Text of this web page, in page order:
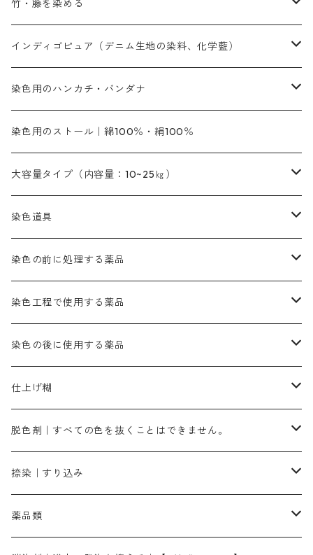
橙色系
青色系
紫色系
緑色系
茶色系
染料一覧ー100g入り
染料一覧ー500g入り
橙色系
緑色系
茶色系
灰色系
黒色系
1kg
茶色｜20g入りのみ公開
灰色｜20g入りのみ公開
黒色
捺染に必要な材料
捺染糊
増粘剤
黄色系
エロ―M3G｜定番の色合い
エロー ＭＧＲ｜明るい緑みの黄色
オレンジ系
オレンヂMG｜黄みの橙色
オレンヂMGD（定番の色合い）
赤色系
レットMFB｜赤色（定番の色合い）
レットMG｜黄みの朱色
ピンクMB｜ピンク色
ローズMB｜鮮やかなピンク色）
青色系
ネビーブルーMB（定番の色合い）
ブルーMB（定番の色合い）
スカイブルーMG｜緑みの空色
ターキスブルーHNG｜緑みの空色
紫色系
バイオレットMFB
緑色系
ダークグリンMG（定番の色合い）
グリーンMB｜緑色
茶色系
ダークブロンMFB｜こげ茶色
ブロンHNR｜こげ茶色
黒色系
ブラックMK（赤みの黒色）
ブラックMG（青みの黒色）
白色系（定番の色合い）
ネオホワイトR
代用朱黄色口
黄色系
ファストエロ―10GN（鮮やかな黄色）
ファストエロ―5GN（黄色）
青色系
NSBAブルー
群青
白色｜胡粉
黒色｜在庫処分特価
緑色｜在庫処分特価
茶色｜在庫処分特価
植物染料
人気のおすすめ植物染料
インド茜・西洋茜の個別販売
カッチ｜茶系
霧島産・晩秋茶｜黄金色（赤みの黄色）｜準備中
濃染処理剤｜ソルバックスPS－900
媒染剤
アルミ媒染剤
鉄媒染剤
ソーダ灰｜アルカリ性のPH調整剤
藍染
ぶどう糖
ハイドロサルファイトコンク
染色用途のハンカチ・バンダナ
45cm×45cm（ハンカチ）｜端の始末も綿糸｜タグなし
54cm×54cm（バンダナ）｜端の始末も綿糸｜タグなし
竹・籐を染める
人気のおすすめ竹・藤を染める染料
塩基性染料（混色可能）
ビスマークブロンB｜赤茶色
塩基性エロ―｜液体タイプ
ローダミンB｜赤紫色｜マゼンダ色
オリジナル染料｜スス竹色｜ミキセットファストブロンGR
インディゴピュア（デニム生地の染料、化学藍）
初心者向けお試しセット販売
インディゴピュア
アルカリ剤
ハイドロサルファイトコンク
酸性剤
染色用のハンカチ・バンダナ
45cm×45cm（ハンカチ）｜端の始末も綿糸｜タグなし
54cm×54cm（バンダナ）｜端の始末も綿糸｜タグなし
染色用のストール｜綿100％・絹100％
大容量タイプ（内容量：10~25㎏）
芒硝｜綿の染色時の吸収促進剤
ソーダ灰｜アルカリ性のPH調整剤
硫酸第一鉄｜鉄媒染剤
染色道具
刷毛
摺込み刷毛（スリコミハケ）ー夏毛（硬いタイプ）
摺込み刷毛（スリコミハケ）ー冬毛（柔らかいタイプ）
片羽刷毛
ローケツ筆
ローケツ用筆｜1本～販売
ローケツ用筆ー10%off｜20本セットお取り寄せ品
洋型紙（9番手｜中薄口、10番手｜中厚口）
有償サンプル品｜約20cm×27cm
洋型紙9番手｜中薄口｜約54cm×110cm
張木｜入荷待ち
伸子
型洗いブラシ
染色の前に処理する薬品
精練剤｜汚れ落とし剤｜針状マルセル石鹸
糊落とし剤｜ソルベンCA
濃染処理剤｜ソルバックスPS－900
染色工程で使用する薬品
染料の吸収促進剤
酢酸｜絹・羊毛・ナイロンに使用する
芒硝｜綿・麻の染色に使用する。
染料のムラ染め抑制剤（均染剤）
アゾリン200％｜綿・麻・絹・羊毛・ナイロンの染色
レオニールEHC｜反応染料用
染料の浸透剤
ソルバライトS-70｜各種繊維の浸し染めに使用可能
染料の定着向上剤
ライトフィックスAコンク｜綿・麻もしくは直接染料で染めた素材
シルクフィックス３A｜絹の染料定着向上剤
アルカリ剤｜反応染料用
染色の後に使用する薬品
ソーピング剤｜未定着の染料を除去すること
ネオポールB－300｜反応染料のソーピング剤
仕上げ剤｜柔軟・平滑剤
白場汚染防止剤
仕上げ糊
カルボキシメチルセルロース（CMC）
海藻系
たんぱく質系
脱色剤｜すべての色を抜くことはできません。
脱色剤
全体脱色｜ハイドロサルファイトコンク
部分脱色｜デグロリンSコンク
脱色助剤｜浸透・複色抑制剤
捺染｜すり込み
染料溶解剤｜染料の均一な浸透・吸着を補助する
薬品類